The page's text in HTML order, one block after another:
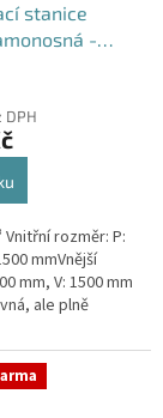
stanice
-
DPH
Vnitřní rozměr: P:
mmVnější
mm, V: 1500 mm
ale plně
zahradám,...